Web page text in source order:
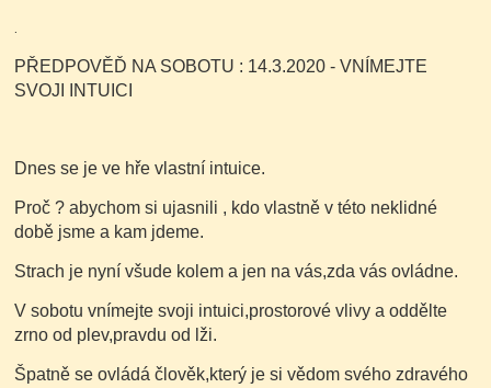
.
PŘEDPOVĚĎ NA SOBOTU : 14.3.2020 - VNÍMEJTE
SVOJI INTUICI
Dnes se je ve hře vlastní intuice.
Proč ? abychom si ujasnili , kdo vlastně v této neklidné
době jsme a kam jdeme.
Strach je nyní všude kolem a jen na vás,zda vás ovládne.
V sobotu vnímejte svoji intuici,prostorové vlivy a oddělte
zrno od plev,pravdu od lži.
Špatně se ovládá člověk,který je si vědom svého zdravého